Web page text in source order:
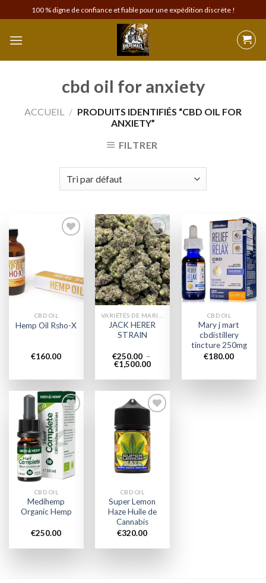
to
content
100 % digne de confiance et fiable pour une expédition discrète !
cbd oil for anxiety
ACCUEIL / PRODUITS IDENTIFIÉS “CBD OIL FOR
ANXIETY”
FILTRER
wishlist
CBD OIL
Hemp Oil Rsho-X
€160.00
Add to
wishlist
JACK HERER
STRAIN
€250.00 –
€1,500.00Plage
prix :
à
€1,500.00
Add to
wishlist
CBD OIL
Mary j mart
cbdistillery
tincture 250mg
€180.00
Add to
wishlist
CBD OIL
Medihemp
Organic Hemp
€250.00
Add to
wishlist
CBD OIL
Super Lemon
Haze Huile de
Cannabis
€320.00